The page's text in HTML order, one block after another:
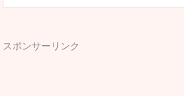
スポンサーリンク